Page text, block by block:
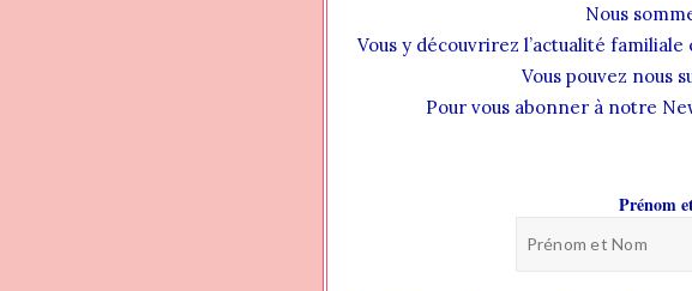
Dans ce monde magique régit par
couler beaucoup d’encre. Des
tome 1 intrépide mêlant créatures
Il donnait la vague
Nous
Vous y découvrirez l’actualité
Vous pouvez nous
Pour vous abonner à notre
Prénom